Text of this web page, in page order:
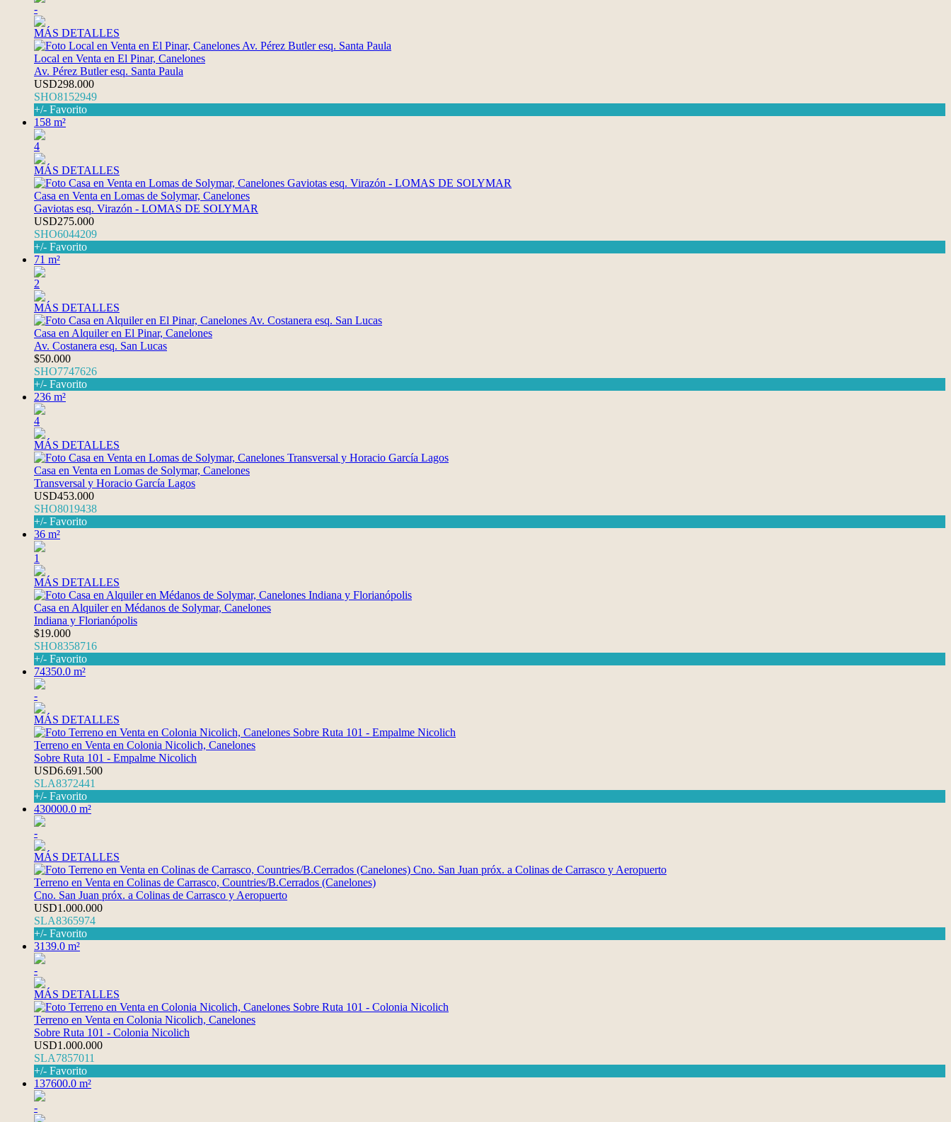
-
MÁS DETALLES
Local en Venta en El Pinar, Canelones
Av. Pérez Butler esq. Santa Paula
USD298.000
SHO8152949
+/- Favorito
158 m²
4
MÁS DETALLES
Casa en Venta en Lomas de Solymar, Canelones
Gaviotas esq. Virazón - LOMAS DE SOLYMAR
USD275.000
SHO6044209
+/- Favorito
71 m²
2
MÁS DETALLES
Casa en Alquiler en El Pinar, Canelones
Av. Costanera esq. San Lucas
$50.000
SHO7747626
+/- Favorito
236 m²
4
MÁS DETALLES
Casa en Venta en Lomas de Solymar, Canelones
Transversal y Horacio García Lagos
USD453.000
SHO8019438
+/- Favorito
36 m²
1
MÁS DETALLES
Casa en Alquiler en Médanos de Solymar, Canelones
Indiana y Florianópolis
$19.000
SHO8358716
+/- Favorito
74350.0 m²
-
MÁS DETALLES
Terreno en Venta en Colonia Nicolich, Canelones
Sobre Ruta 101 - Empalme Nicolich
USD6.691.500
SLA8372441
+/- Favorito
430000.0 m²
-
MÁS DETALLES
Terreno en Venta en Colinas de Carrasco, Countries/B.Cerrados (Canelones)
Cno. San Juan próx. a Colinas de Carrasco y Aeropuerto
USD1.000.000
SLA8365974
+/- Favorito
3139.0 m²
-
MÁS DETALLES
Terreno en Venta en Colonia Nicolich, Canelones
Sobre Ruta 101 - Colonia Nicolich
USD1.000.000
SLA7857011
+/- Favorito
137600.0 m²
-